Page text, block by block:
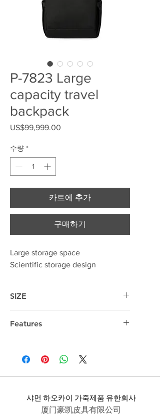
P-7823 Large
capacity travel
backpack
US$99,999.00
수량 *
카트에 추가
구매하기
Large storage space
Scientific storage design
SIZE
Features
샤먼 하오카이 가죽제품 유한회사
厦门豪凯皮具有限公司